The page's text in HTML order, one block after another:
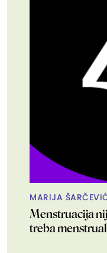
MARIJA
Menstruacija
treba